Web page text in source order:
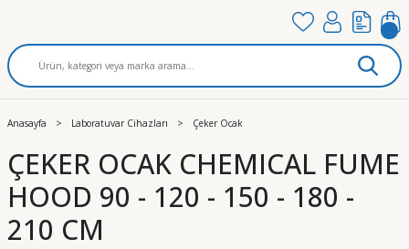
Anasayfa Laboratuvar Cihazları Çeker Ocak
ÇEKER OCAK CHEMICAL FUME
HOOD 90 - 120 - 150 - 180 -
210 CM